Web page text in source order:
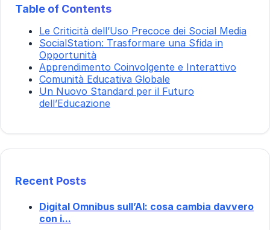
Table of Contents
Le Criticità dell’Uso Precoce dei Social Media
SocialStation: Trasformare una Sfida in
Opportunità
Apprendimento Coinvolgente e Interattivo
Comunità Educativa Globale
Un Nuovo Standard per il Futuro
dell’Educazione
Recent Posts
Digital Omnibus sull’AI: cosa cambia davvero
con i...